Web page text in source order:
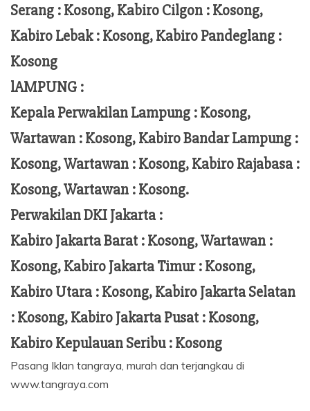
Serang : Kosong, Kabiro Cilgon : Kosong,
Kabiro Lebak : Kosong, Kabiro Pandeglang :
Kosong
lAMPUNG :
Kepala Perwakilan Lampung :Kosong,
Wartawan : Kosong, Kabiro Bandar Lampung :
Kosong, Wartawan : Kosong, Kabiro Rajabasa :
Kosong, Wartawan : Kosong.
Perwakilan DKI Jakarta :
Kabiro Jakarta Barat : Kosong, Wartawan :
Kosong, Kabiro Jakarta Timur : Kosong,
Kabiro Utara : Kosong, Kabiro Jakarta Selatan
: Kosong, Kabiro Jakarta Pusat : Kosong,
Kabiro Kepulauan Seribu : Kosong
Pasang Iklan tangraya, murah dan terjangkau di
www.tangraya.com